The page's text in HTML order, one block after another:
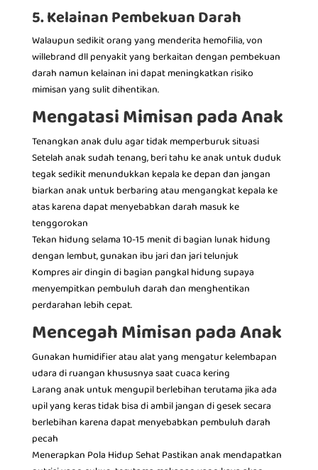
5. Kelainan Pembekuan Darah
Walaupun sedikit orang yang menderita hemofilia, von
willebrand dll penyakit yang berkaitan dengan pembekuan
darah namun kelainan ini dapat meningkatkan risiko
mimisan yang sulit dihentikan.
Mengatasi Mimisan pada Anak
Tenangkan anak dulu agar tidak memperburuk situasi
Setelah anak sudah tenang, beri tahu ke anak untuk duduk
tegak sedikit menundukkan kepala ke depan dan jangan
biarkan anak untuk berbaring atau mengangkat kepala ke
atas karena dapat menyebabkan darah masuk ke
tenggorokan
Tekan hidung selama 10-15 menit di bagian lunak hidung
dengan lembut, gunakan ibu jari dan jari telunjuk
Kompres air dingin di bagian pangkal hidung supaya
menyempitkan pembuluh darah dan menghentikan
perdarahan lebih cepat.
Mencegah Mimisan pada Anak
Gunakan humidifier atau alat yang mengatur kelembapan
udara di ruangan khususnya saat cuaca kering
Larang anak untuk mengupil berlebihan terutama jika ada
upil yang keras tidak bisa di ambil jangan di gesek secara
berlebihan karena dapat menyebabkan pembuluh darah
pecah
Menerapkan Pola Hidup Sehat Pastikan anak mendapatkan